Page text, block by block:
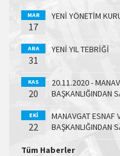
MAR
17
YENİ YÖNETİM
ARA
31
YENİ YIL TEBRİĞİ
KAS
20
20.11.2020 -
BAŞKANLIĞINDAN
EKI
22
MANAVGAT ESNAF
BAŞKANLIĞINDAN
Tüm Haberler